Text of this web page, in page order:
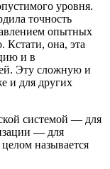
уровня.
точность
опытных
Кстати, она, эта
и в
Эту сложную и
и для других
системой — для
— для
называется